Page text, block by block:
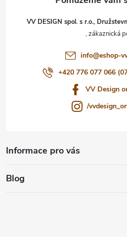
VV DESIGN spol. s r.o.,
info@eshop-
+420 776 077 066
VV Design
/
Informace pro vás
Blog